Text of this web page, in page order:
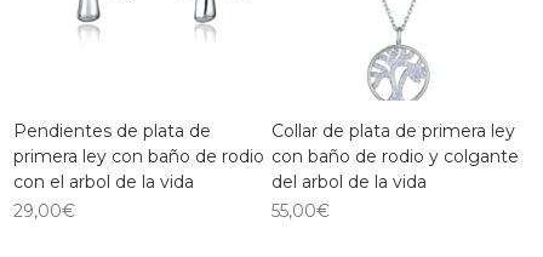
Pendientes de plata de
primera ley con baño de rodio
con el arbol de la vida
29,00€
Collar de plata de primera ley
con baño de rodio y colgante
del arbol de la vida
55,00€